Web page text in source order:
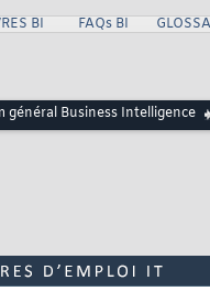
BI FAQs BI
général Business Intelligence